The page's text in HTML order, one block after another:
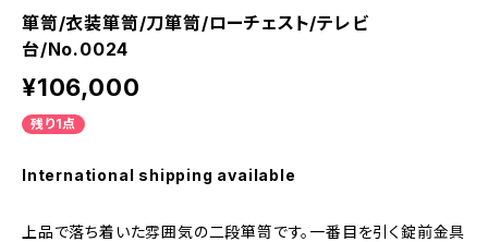
箪笥/衣装箪笥/刀箪笥/ローチェスト/テレビ
台/No.0024
¥106,000
残り1点
International shipping available
上品で落ち着いた雰囲気の二段箪笥です。一番目を引く錠前金具